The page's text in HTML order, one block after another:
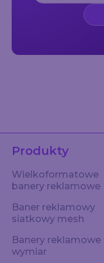
Produkty
Wielkoformatowe
banery reklamowe
Baner reklamowy
siatkowy mesh
Banery reklamowe
wymiar